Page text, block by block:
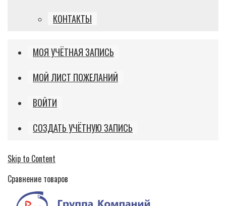
КОНТАКТЫ
МОЯ УЧЁТНАЯ ЗАПИСЬ
МОЙ ЛИСТ ПОЖЕЛАНИЙ
ВОЙТИ
СОЗДАТЬ УЧЁТНУЮ ЗАПИСЬ
Skip to Content
Сравнение товаров